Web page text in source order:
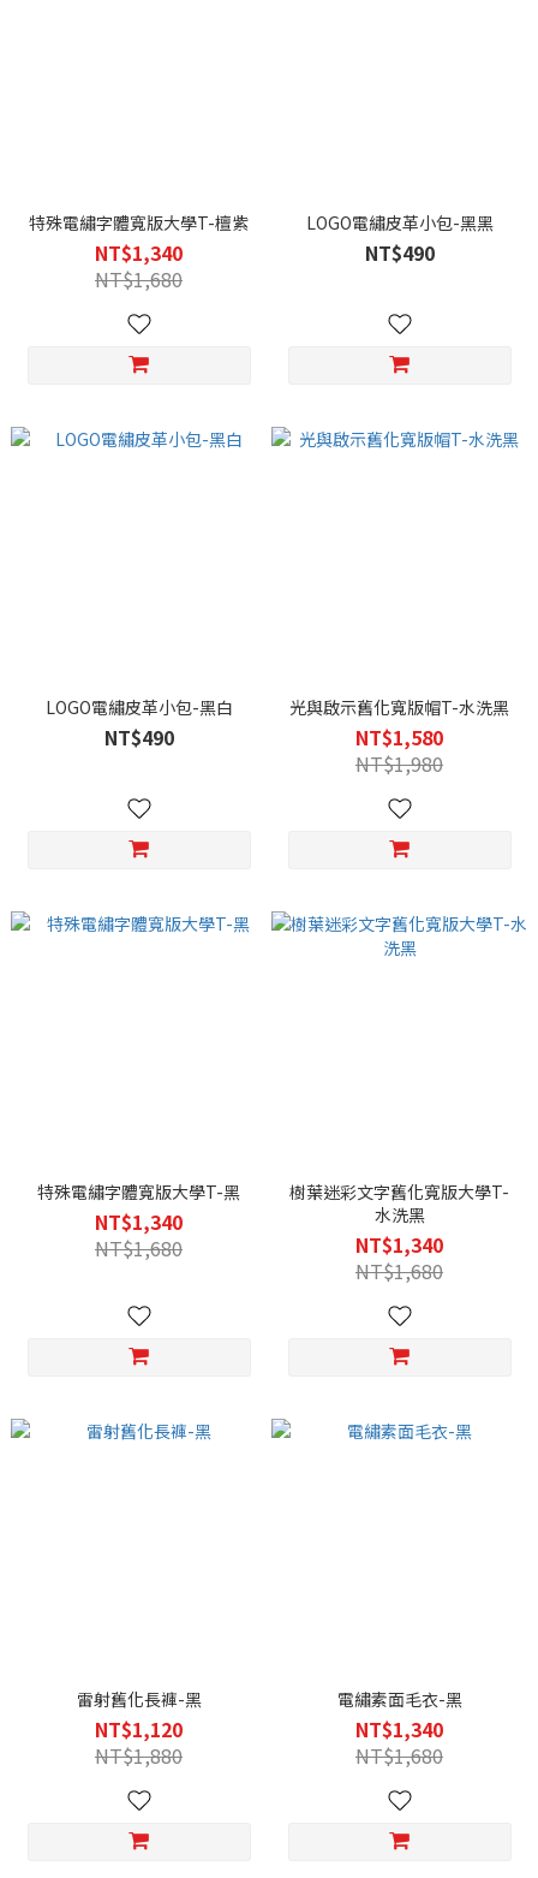
特殊電繡字體寬版大學T-檀紫
NT$1,340
NT$1,680
LOGO電繡皮革小包-黑黑
NT$490
LOGO電繡皮革小包-黑白
NT$490
光與啟示舊化寬版帽T-水洗黑
NT$1,580
NT$1,980
特殊電繡字體寬版大學T-黑
NT$1,340
NT$1,680
樹葉迷彩文字舊化寬版大學T-
水洗黑
NT$1,340
NT$1,680
雷射舊化長褲-黑
NT$1,120
NT$1,880
電繡素面毛衣-黑
NT$1,340
NT$1,680